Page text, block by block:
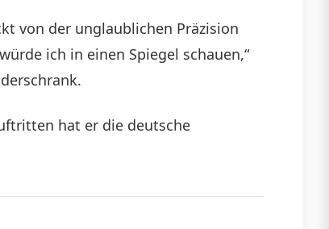
von der unglaublichen Präzision
ich in einen Spiegel schauen,“
hat er die deutsche